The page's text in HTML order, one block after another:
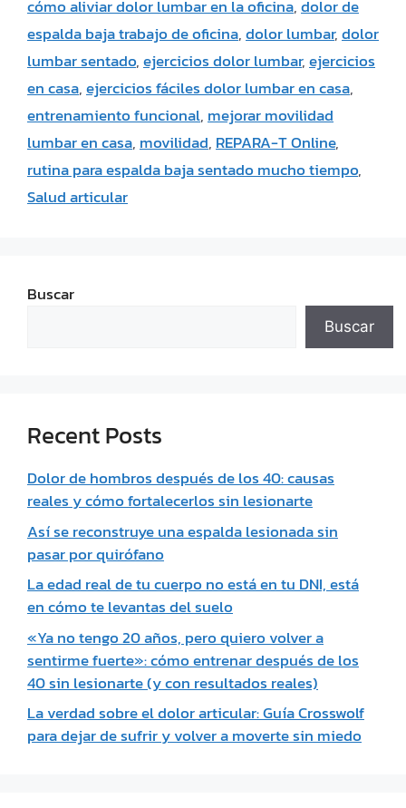
cómo aliviar dolor lumbar en la oficina,dolor de
espalda baja trabajo de oficina,dolor lumbar,dolor
lumbar sentado,ejercicios dolor lumbar,ejercicios
en casa,ejercicios fáciles dolor lumbar en casa,
entrenamiento funcional, mejorar movilidad
lumbar en casa, movilidad, REPARA-T Online,
rutina para espalda baja sentado mucho tiempo,
Salud articular
Buscar
Buscar
Recent Posts
Dolor de hombros después de los 40: causas
reales y cómo fortalecerlos sin lesionarte
Así se reconstruye una espalda lesionada sin
pasar por quirófano
La edad real de tu cuerpo no está en tu DNI, está
en cómo te levantas del suelo
«Ya no tengo 20 años, pero quiero volver a
sentirme fuerte»: cómo entrenar después de los
40 sin lesionarte (y con resultados reales)
La verdad sobre el dolor articular: Guía Crosswolf
para dejar de sufrir y volver a moverte sin miedo